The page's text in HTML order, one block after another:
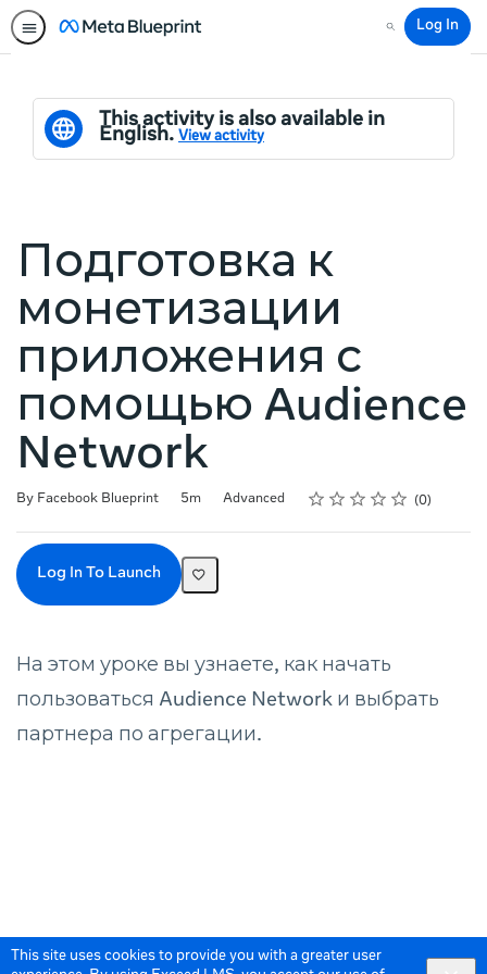
This site uses cookies to provide you with a greater user
Search
Log In
This activity is also available in
English. View activity
Подготовка к
монетизации
приложения с
помощью Audience
Network
By Facebook Blueprint
Duration 5m
Difficulty Advanced Rating
1 star
2 stars
3 stars
4 stars
5 stars
Average rating: 0 0
No reviews
Log In To Launch
На этом уроке вы узнаете, как начать
пользоваться Audience Network и выбрать
партнера по агрегации.